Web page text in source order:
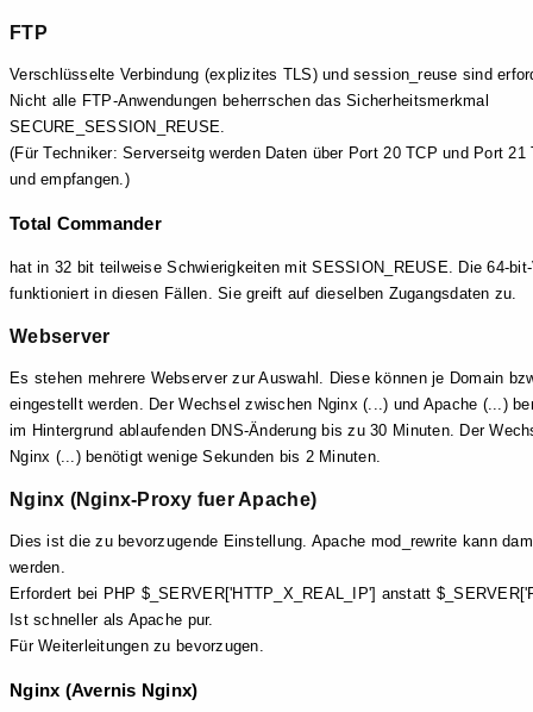
FTP
Verschlüsselte Verbindung (explizites TLS) und session_reuse sind
Nicht alle FTP-Anwendungen beherrschen das Sicherheitsmerkmal
SECURE_SESSION_REUSE.
(Für Techniker: Serverseitg werden Daten über Port 20 TCP und Port 21
und empfangen.)
Total Commander
hat in 32 bit teilweise Schwierigkeiten mit SESSION_REUSE. Die 64-
funktioniert in diesen Fällen. Sie greift auf dieselben Zugangsdaten zu.
Webserver
Es stehen mehrere Webserver zur Auswahl. Diese können je Domain
eingestellt werden. Der Wechsel zwischen Nginx (...) und Apache (...)
im Hintergrund ablaufenden DNS-Änderung bis zu 30 Minuten. Der
Nginx (...) benötigt wenige Sekunden bis 2 Minuten.
Nginx (Nginx-Proxy fuer Apache)
Dies ist die zu bevorzugende Einstellung. Apache mod_rewrite kann
werden.
Erfordert bei PHP $_SERVER['HTTP_X_REAL_IP'] anstatt
Ist schneller als Apache pur.
Für Weiterleitungen zu bevorzugen.
Nginx (Avernis Nginx)